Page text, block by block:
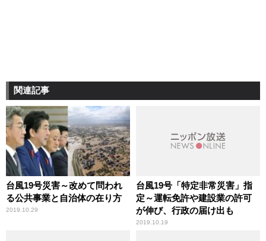
関連記事
台風19号災害～改めて問われ
る公共事業と自治体の在り方
2019.10.29
台風19号「特定非常災害」指
定～運転免許や建設業の許可
が伸び、行政の届け出も
2019.10.19